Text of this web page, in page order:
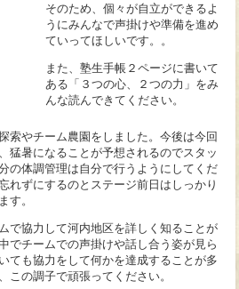
そのため、個々が自立ができるよ
うにみんなで声掛けや準備を進め
ていってほしいです。。
また、塾生手帳２ページに書いて
ある「３つの心、２つの力」をみ
んな読んできてください。
索やチーム農園をしました。今後は今回
猛暑になることが予想されるのでスタッ
の体調管理は自分で行うようにしてくだ
れずにするのとステージ前日はしっかり
す。
で協力して河内地区を詳しく知ることが
でチームでの声掛けや話し合う姿が見ら
ても協力をして何かを達成することが多
この調子で頑張ってください。